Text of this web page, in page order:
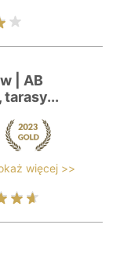
| AB
tarasy...
więcej >>